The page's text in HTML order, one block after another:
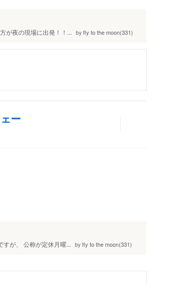
が夜の現場に出発！！... by fly to the moon(331)
ー
が、 公称が定休月曜... by fly to the moon(331)